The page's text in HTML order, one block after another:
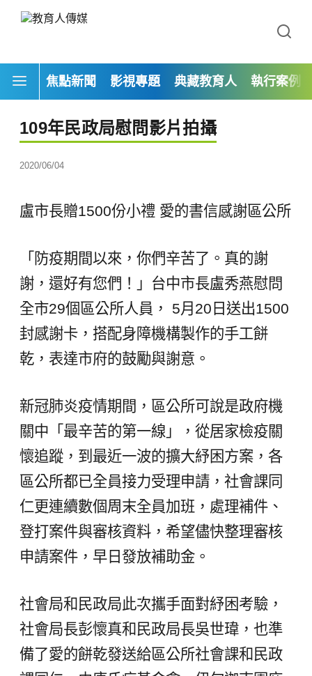
焦點新聞 影視專題 典藏教育人 執行案例
109年民政局慰問影片拍攝
2020/06/04
盧市長贈1500份小禮 愛的書信感謝區公所
「防疫期間以來，你們辛苦了。真的謝
謝，還好有您們！」台中市長盧秀燕慰問
全市29個區公所人員， 5月20日送出1500
封感謝卡，搭配身障機構製作的手工餅
乾，表達市府的鼓勵與謝意。
新冠肺炎疫情期間，區公所可說是政府機
關中「最辛苦的第一線」，從居家檢疫關
懷追蹤，到最近一波的擴大紓困方案，各
區公所都已全員接力受理申請，社會課同
仁更連續數個周末全員加班，處理補件、
登打案件與審核資料，希望儘快整理審核
申請案件，早日發放補助金。
社會局和民政局此次攜手面對紓困考驗，
社會局長彭懷真和民政局長吳世瑋，也準
備了愛的餅乾發送給區公所社會課和民政